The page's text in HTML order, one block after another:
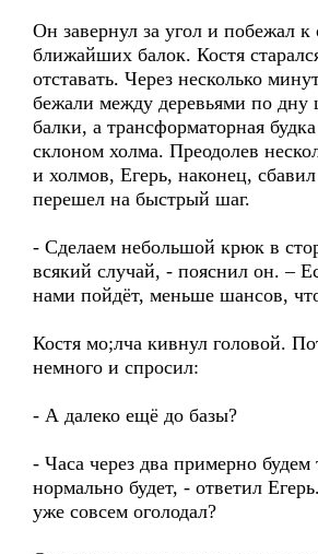
Он завернул за угол и побежал к
ближайших балок. Костя
отставать. Через несколько
бежали между деревьями по дну
балки, а трансформаторная
склоном холма. Преодолев
и холмов, Егерь, наконец,
перешел на быстрый шаг.
- Сделаем небольшой крюк в
всякий случай, - пояснил он. –
нами пойдёт, меньше шансов,
Костя мо;лча кивнул головой.
немного и спросил:
- А далеко ещё до базы?
- Часа через два примерно будем
нормально будет, - ответил
уже совсем оголодал?